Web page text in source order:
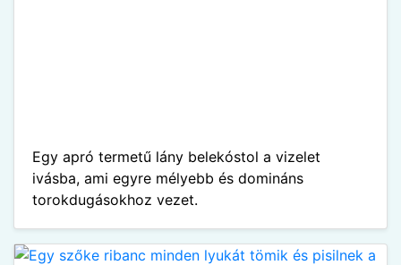
Egy apró termetű lány belekóstol a vizelet
ivásba, ami egyre mélyebb és domináns
torokdugásokhoz vezet.